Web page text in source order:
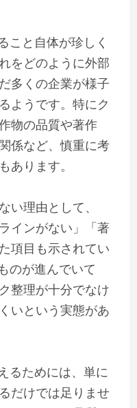
こと自体が珍しく
をどのように外部
多くの企業が様子
ようです。特にク
物の品質や著作
係など、慎重に考
あります。
い理由として、
インがない」「著
項目も示されてい
のが進んでいて
整理が十分でなけ
いという実態があ
るためには、単に
だけでは足りませ